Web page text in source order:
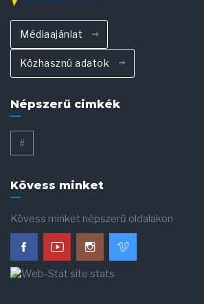
Médiaajánlat
Közhasznú adatok
Népszerű cimkék
#
Kövess minket
Kövess minket népszerű oldalakon